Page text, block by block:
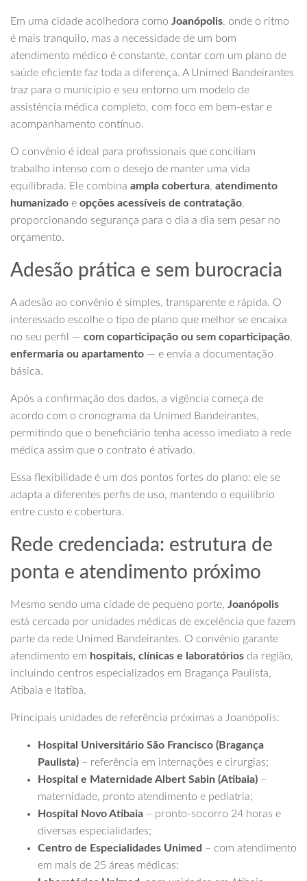
Em uma cidade acolhedora como Joanópolis, onde o ritmo
é mais tranquilo, mas a necessidade de um bom
atendimento médico é constante, contar com um plano de
saúde eficiente faz toda a diferença. A Unimed Bandeirantes
traz para o município e seu entorno um modelo de
assistência médica completo, com foco em bem-estar e
acompanhamento contínuo.
O convênio é ideal para profissionais que conciliam
trabalho intenso com o desejo de manter uma vida
equilibrada. Ele combina ampla cobertura, atendimento
humanizado e opções acessíveis de contratação,
proporcionando segurança para o dia a dia sem pesar no
orçamento.
Adesão prática e sem burocracia
A adesão ao convênio é simples, transparente e rápida. O
interessado escolhe o tipo de plano que melhor se encaixa
no seu perfil — com coparticipação ou sem coparticipação,
enfermaria ou apartamento — e envia a documentação
básica.
Após a confirmação dos dados, a vigência começa de
acordo com o cronograma da Unimed Bandeirantes,
permitindo que o beneficiário tenha acesso imediato à rede
médica assim que o contrato é ativado.
Essa flexibilidade é um dos pontos fortes do plano: ele se
adapta a diferentes perfis de uso, mantendo o equilíbrio
entre custo e cobertura.
Rede credenciada: estrutura de
ponta e atendimento próximo
Mesmo sendo uma cidade de pequeno porte, Joanópolis
está cercada por unidades médicas de excelência que fazem
parte da rede Unimed Bandeirantes. O convênio garante
atendimento em hospitais, clínicas e laboratórios da região,
incluindo centros especializados em Bragança Paulista,
Atibaia e Itatiba.
Principais unidades de referência próximas a Joanópolis:
Hospital Universitário São Francisco (Bragança
Paulista) – referência em internações e cirurgias;
Hospital e Maternidade Albert Sabin (Atibaia) –
maternidade, pronto atendimento e pediatria;
Hospital Novo Atibaia – pronto-socorro 24 horas e
diversas especialidades;
Centro de Especialidades Unimed – com atendimento
em mais de 25 áreas médicas;